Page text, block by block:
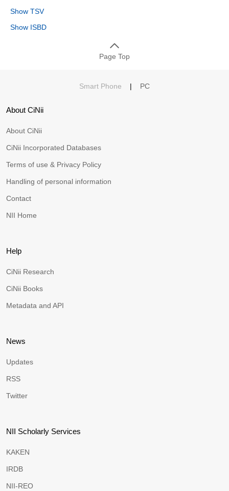
Show TSV
Show ISBD
Page Top
Smart Phone | PC
About CiNii
About CiNii
CiNii Incorporated Databases
Terms of use & Privacy Policy
Handling of personal information
Contact
NII Home
Help
CiNii Research
CiNii Books
Metadata and API
News
Updates
RSS
Twitter
NII Scholarly Services
KAKEN
IRDB
NII-REO